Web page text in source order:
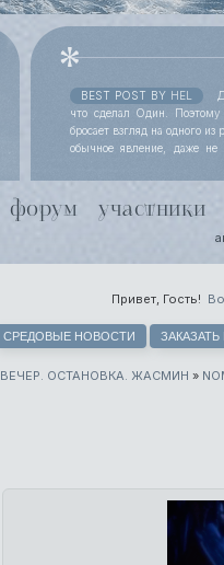
BEST POST BY HEL
что сделал Один. Поэтому
бросает взгляд на одного
обычное явление, даже
поняли, что чутью
форум участники
СРЕДОВЫЕ НОВОСТИ ЗАКАЗАТЬ
Привет, Гость!
ВЕЧЕР. ОСТАНОВКА. ЖАСМИН »